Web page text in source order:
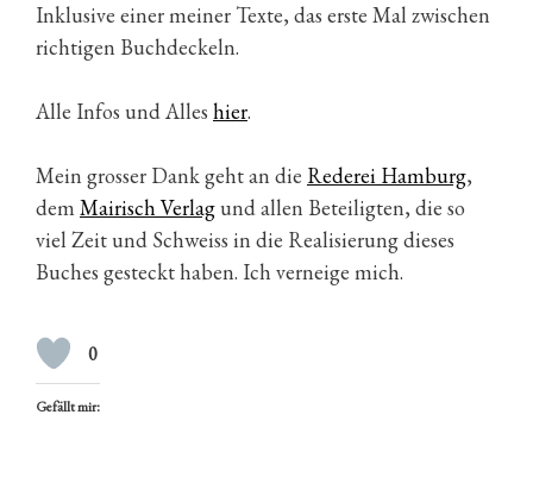
Inklusive einer meiner Texte, das erste Mal zwischen
richtigen Buchdeckeln.
Alle Infos und Alles hier.
Mein grosser Dank geht an die Rederei Hamburg,
dem Mairisch Verlagund allen Beteiligten, die so
viel Zeit und Schweiss in die Realisierung dieses
Buches gesteckt haben. Ich verneige mich.
0
Gefällt mir: